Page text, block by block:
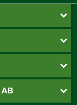
AB